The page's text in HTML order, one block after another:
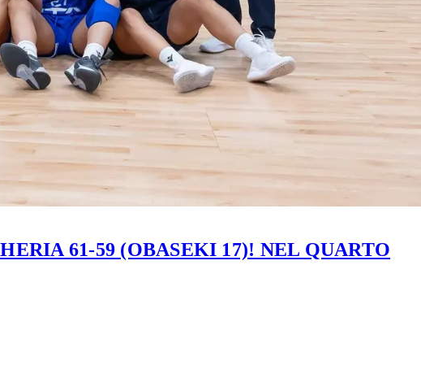
61-59 (OBASEKI 17)! NEL QUARTO